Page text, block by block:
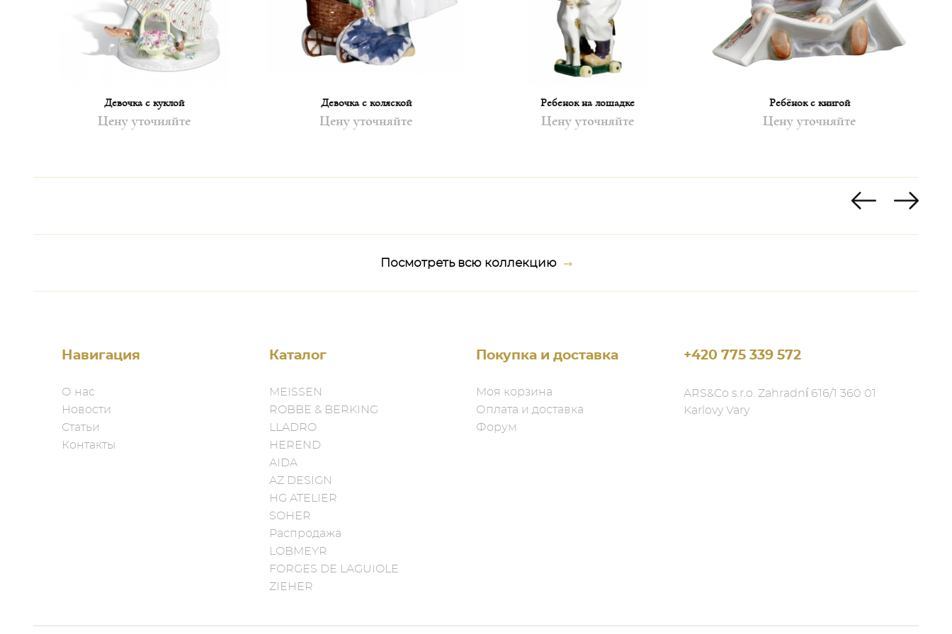
Девочка с куклой
Цену уточняйте
Девочка с коляской
Цену уточняйте
Ребенок на лошадке
Цену уточняйте
Ребёнок с книгой
Цену уточняйте
Посмотреть всю коллекцию
Навигация
О нас
Новости
Статьи
Контакты
Каталог
MEISSEN
ROBBE & BERKING
LLADRO
HEREND
AIDA
AZ DESIGN
HG ATELIER
SOHER
Распродажа
LOBMEYR
FORGES DE LAGUIOLE
ZIEHER
Покупка и доставка
Моя корзина
Оплата и доставка
Форум
+420 775 339 572
ARS&Co s.r.o. Zahradní 616/1 360 01
Karlovy Vary